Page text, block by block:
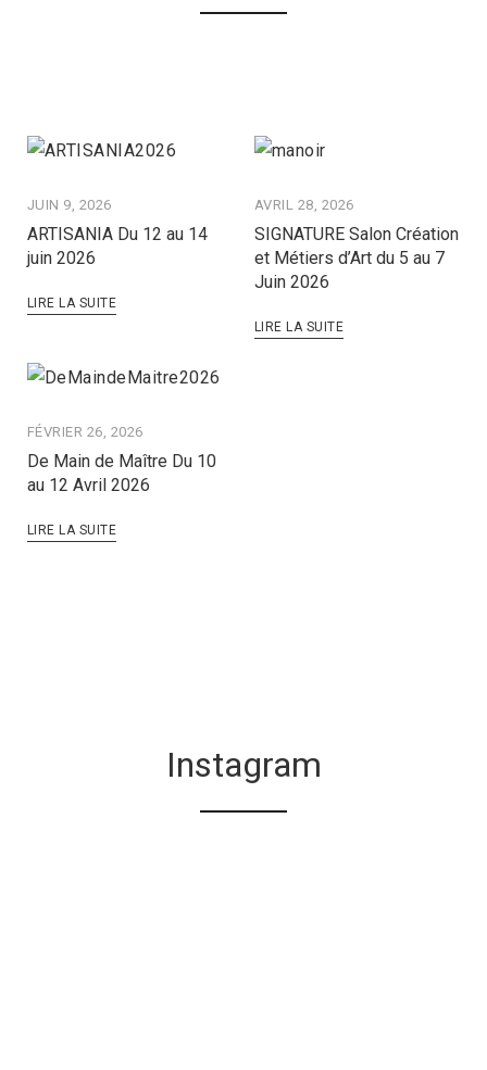
JUIN 9, 2026
ARTISANIA Du 12 au 14
juin 2026
LIRE LA SUITE
AVRIL 28, 2026
SIGNATURE Salon Création
et Métiers d’Art du 5 au 7
Juin 2026
LIRE LA SUITE
FÉVRIER 26, 2026
De Main de Maître Du 10
au 12 Avril 2026
LIRE LA SUITE
Instagram